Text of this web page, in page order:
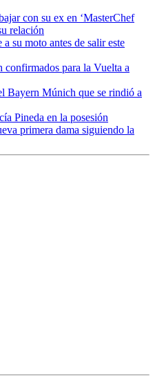
con su ex en ‘MasterChef
relación
su moto antes de salir este
confirmados para la Vuelta a
Bayern Múnich que se rindió a
Pineda en la posesión
primera dama siguiendo la